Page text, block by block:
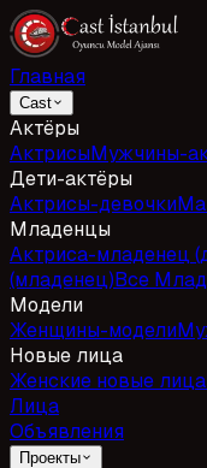
Главная
Cast
Актёры
АктрисыМужчины-
Дети-актёры
Актрисы-девочки
Младенцы
Актриса-младенец
(младенец)Все
Модели
Женщины-модели
Новые лица
Женские новые лица
Лица
Объявления
Проекты